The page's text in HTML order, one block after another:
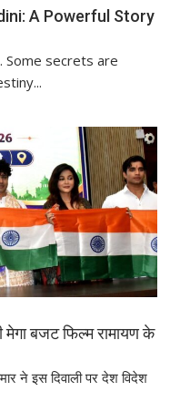
A Powerful Story
Some secrets are
मेगा बजट फिल्म रामायण के
ने इस दिवाली पर देश विदेश